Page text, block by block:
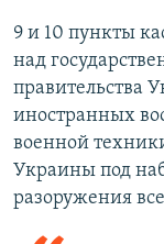
9 и 10 пункты
над
правительства
иностранных
военной
Украины под
разоружения